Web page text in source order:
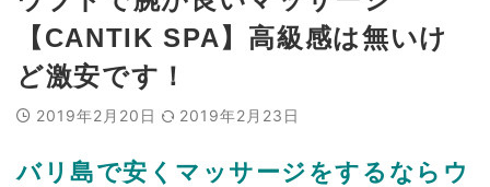
【CANTIK SPA】高級感は無いけ
ど激安です！
2019年2月20日 2019年2月23日
バリ島で安くマッサージをするならウ